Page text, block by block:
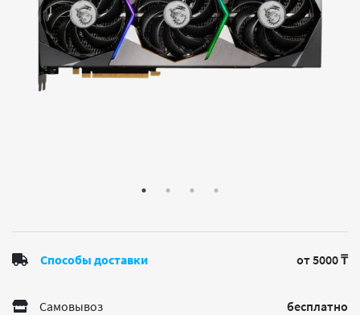
Способы доставки от 5000 ₸
Самовывоз бесплатно